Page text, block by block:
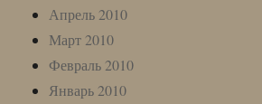
Апрель 2010
Март 2010
Февраль 2010
Январь 2010